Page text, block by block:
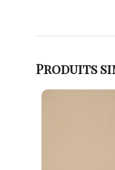
Produits